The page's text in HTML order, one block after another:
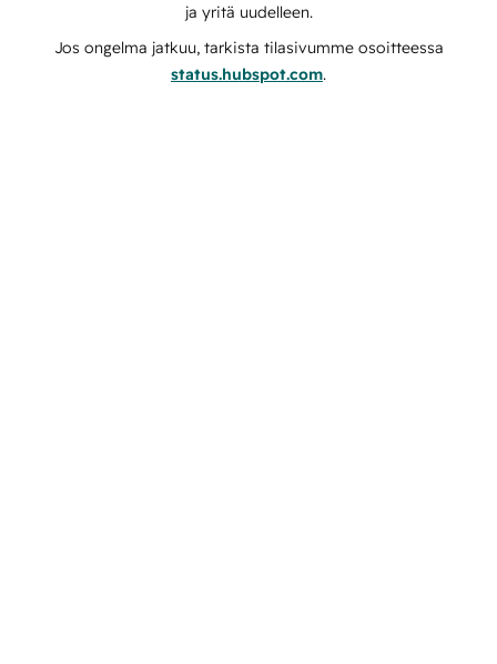
ja yritä uudelleen.
Jos ongelma jatkuu, tarkista tilasivumme osoitteessa
status.hubspot.com.